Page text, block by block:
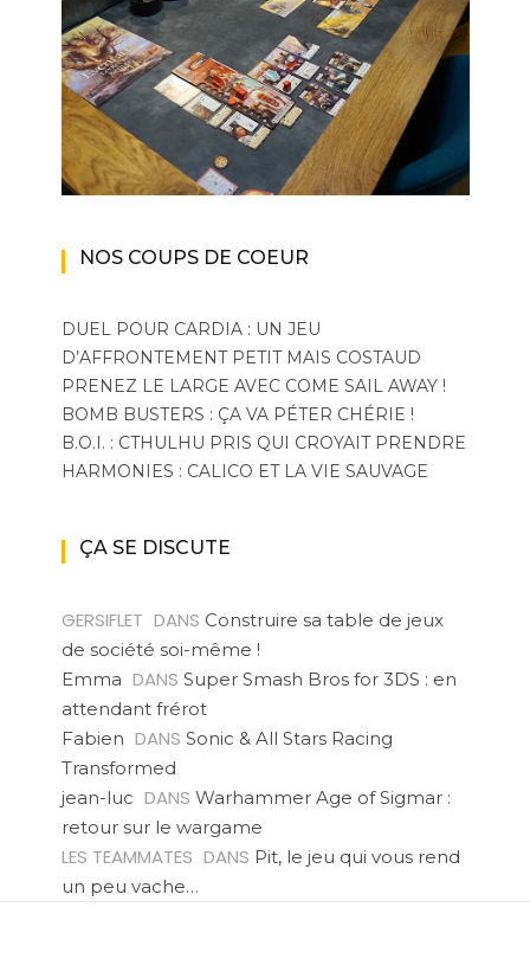
NOS COUPS DE COEUR
DUEL POUR CARDIA : UN JEU
D’AFFRONTEMENT PETIT MAIS COSTAUD
PRENEZ LE LARGE AVEC COME SAIL AWAY !
BOMB BUSTERS : ÇA VA PÉTER CHÉRIE !
B.O.I. : CTHULHU PRIS QUI CROYAIT PRENDRE
HARMONIES : CALICO ET LA VIE SAUVAGE
ÇA SE DISCUTE
GERSIFLET DANS Construire sa table de jeux
de société soi-même !
Emma DANS Super Smash Bros for 3DS : en
attendant frérot
Fabien DANS Sonic & All Stars Racing
Transformed
jean-luc DANS Warhammer Age of Sigmar :
retour sur le wargame
LES TEAMMATES DANS Pit, le jeu qui vous rend
un peu vache…